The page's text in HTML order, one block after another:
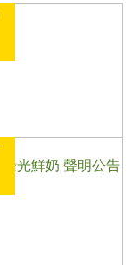
綠光鮮奶 聲明公告